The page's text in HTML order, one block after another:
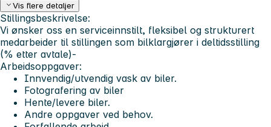
Vis flere detaljer
Stillingsbeskrivelse:
Vi ønsker oss en serviceinnstilt, fleksibel og strukturert
medarbeider til stillingen som bilklargjører i deltidsstilling
(% etter avtale)-
Arbeidsoppgaver:
Innvendig/utvendig vask av biler.
Fotografering av biler
Hente/levere biler.
Andre oppgaver ved behov.